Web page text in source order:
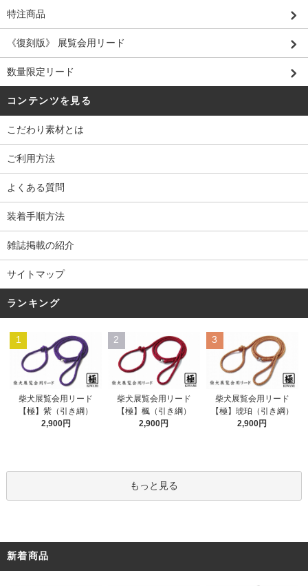
特注商品
《復刻版》 展覧会用リード
数量限定リード
コンテンツを見る
こだわり素材とは
ご利用方法
よくある質問
装着手順方法
雑誌掲載の紹介
サイトマップ
ランキング
1
柴犬展覧会用リード
【極】紫（引き綱）
2,900円
2
柴犬展覧会用リード
【極】楓（引き綱）
2,900円
3
柴犬展覧会用リード
【極】琥珀（引き綱）
2,900円
もっと見る
新着商品